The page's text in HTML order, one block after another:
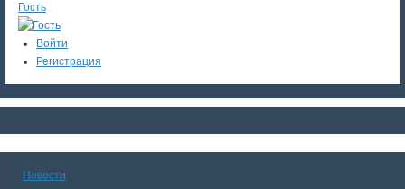
Гость
Войти
Регистрация
Новости